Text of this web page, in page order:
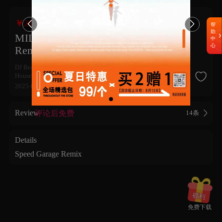
￥20.00
MILLION DOLLAR BABY(DJ Bear
Remix)
DJ Bear
House
Minimal Tech/Bass
Dance/Club House
2025-08-31
14  311 3
Review评论后免费 14条
Details
Speed Garage Remix
免费下载
帮
助
中
心
 